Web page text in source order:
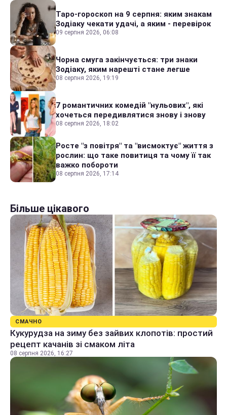
Таро-гороскоп на 9 серпня: яким знакам
Зодіаку чекати удачі, а яким - перевірок
09 серпня 2026, 06:08
Чорна смуга закінчується: три знаки
Зодіаку, яким нарешті стане легше
08 серпня 2026, 19:19
7 романтичних комедій "нульових", які
хочеться передивлятися знову і знову
08 серпня 2026, 18:02
Росте "з повітря" та "висмоктує" життя з
рослин: що таке повитиця та чому її так
важко побороти
08 серпня 2026, 17:14
Більше цікавого
СМАЧНО
Кукурудза на зиму без зайвих клопотів: простий
рецепт качанів зі смаком літа
08 серпня 2026, 16:27